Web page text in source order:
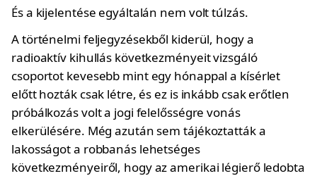
És a kijelentése egyáltalán nem volt túlzás.
A történelmi feljegyzésekből kiderül, hogy a
radioaktív kihullás következményeit vizsgáló
csoportot kevesebb mint egy hónappal a kísérlet
előtt hozták csak létre, és ez is inkább csak erőtlen
próbálkozás volt a jogi felelősségre vonás
elkerülésére. Még azután sem tájékoztatták a
lakosságot a robbanás lehetséges
következményeiről, hogy az amerikai légierő ledobta